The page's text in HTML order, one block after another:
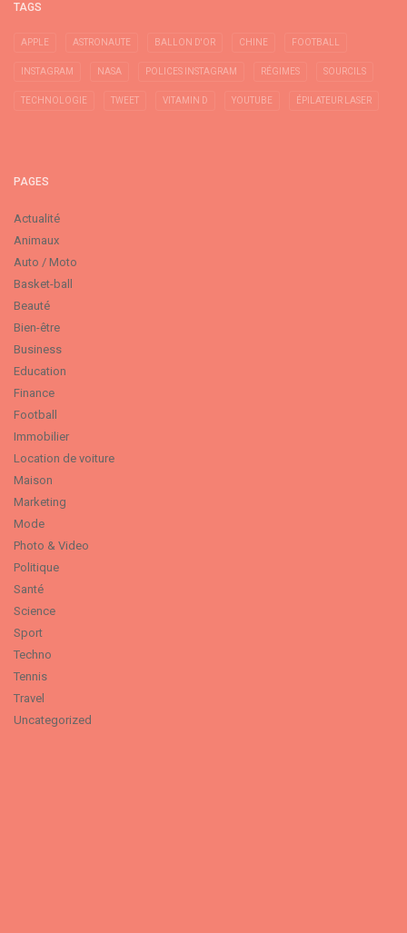
TAGS
APPLE ASTRONAUTE BALLON D'OR CHINE FOOTBALL
INSTAGRAM NASA POLICES INSTAGRAM RÉGIMES SOURCILS
TECHNOLOGIE TWEET VITAMIN D YOUTUBE ÉPILATEUR LASER
PAGES
Actualité
Animaux
Auto / Moto
Basket-ball
Beauté
Bien-être
Business
Education
Finance
Football
Immobilier
Location de voiture
Maison
Marketing
Mode
Photo & Video
Politique
Santé
Science
Sport
Techno
Tennis
Travel
Uncategorized